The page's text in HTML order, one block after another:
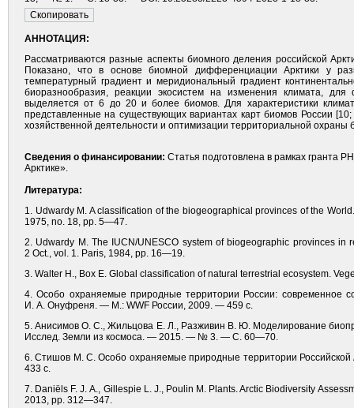
АННОТАЦИЯ:
Рассматриваются разные аспекты биомного деления российской
Показано, что в основе биомной дифференциации Арктики у
температурный градиент и меридиональный градиент
биоразнообразия, реакции экосистем на изменения климата,
выделяется от 6 до 20 и более биомов. Для характеристики
представленные на существующих вариантах карт биомов России
хозяйственной деятельности и оптимизации территориальной охраны
Сведения о финансировании: Статья подготовлена в рамках гранта
Арктике».
Литература:
1. Udwardy M. A classification of the biogeographical provinces of the
1975, no. 18, pp. 5—47.
2. Udwardy M. The IUCN/UNESCO system of biogeographic provinces
2 Oct., vol. 1. Paris, 1984, pp. 16—19.
3. Walter H., Box E. Global classification of natural terrestrial ecosystem.
4. Особо охраняемые природные территории России: современное
И. А. Онуфреня. — М.: WWF России, 2009. — 459 с.
5. Анисимов О. С., Жильцова Е. Л., Разживин В. Ю. Моделирование
Исслед. Земли из космоса. — 2015. — № 3. — С. 60—70.
6. Стишов М. С. Особо охраняемые природные территории
433 с.
7. Daniëls F. J. A., Gillespie L. J., Poulin M. Plants. Arctic Biodiversity
2013, pp. 312—347.